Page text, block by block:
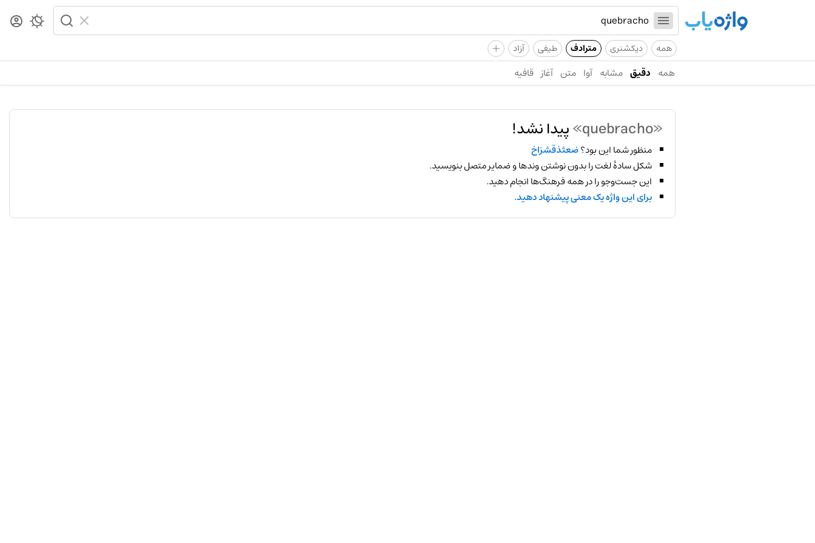
همه دیکشنری مترادف طیفی آزاد +
همه دقیق مشابه آوا متن آغاز قافیه
«quebracho» پیدا نشد!
منظور شما این بود؟ضعثذقشزاخ
شکل سادهٔ لغت را بدون نوشتن وندها و ضمایر متصل بنویسید.
این جست‌وجو را در همه فرهنگ‌ها انجام دهید.
برای این واژه یک معنی پیشنهاد دهید.